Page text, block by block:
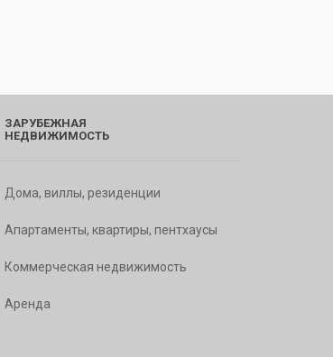
ЗАРУБЕЖНАЯ
НЕДВИЖИМОСТЬ
Дома, виллы, резиденции
Апартаменты, квартиры, пентхаусы
Коммерческая недвижимость
Аренда